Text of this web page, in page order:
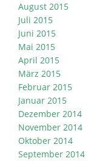
August 2015
Juli 2015
Juni 2015
Mai 2015
April 2015
März 2015
Februar 2015
Januar 2015
Dezember 2014
November 2014
Oktober 2014
September 2014